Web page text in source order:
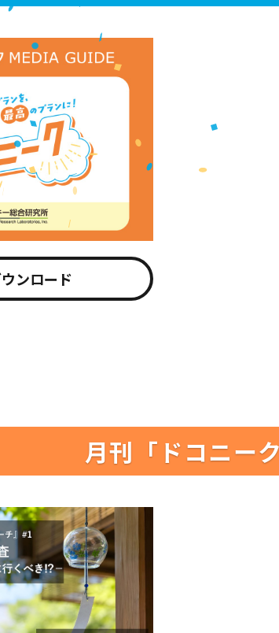
ンロード
月刊「ドコニー